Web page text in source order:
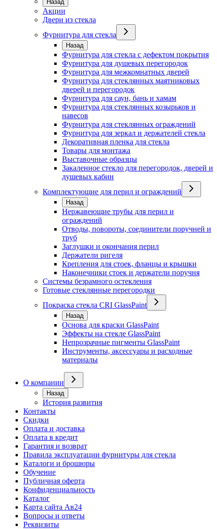
Назад
Акции
Двери из стекла
Фурнитура для стекла
Назад
Фурнитура для стекла с дефектом покрытия
Фурнитура для душевых перегородок
Фурнитура для межкомнатных дверей
Фурнитура для стеклянных маятниковых
дверей и перегородок
Фурнитура для саун, бань и хамам
Фурнитура для стеклянных козырьков и
навесов
Фурнитура для стеклянных ограждений
Фурнитура для зеркал и держателей стекла
Декоративная пленка для стекла
Товары для монтажа
Выставочные образцы
Закаленное стекло для перегородок, дверей и
душевых кабин
Комплектующие для перил и ограждений
Назад
Нержавеющие трубы для перил и
ограждений
Отводы, повороты, соединители поручней и
труб
Заглушки и окончания перил
Держатели ригеля
Крепления для стоек, фланцы и крышки
Наконечники стоек и держатели поручня
Системы безрамного остекления
Готовые стеклянные перегородки
Покраска стекла CRI GlassPaint
Назад
Основа для краски GlassPaint
Эффекты на стекле GlassPaint
Непрозрачные пигменты GlassPaint
Инструменты, аксессуары и расходные
материалы
О компании
Назад
История развития
Контакты
Скидки
Оплата и доставка
Оплата в кредит
Гарантия и возврат
Правила эксплуатации фурнитуры для стекла
Каталоги и брошюры
Обучение
Публичная оферта
Конфиденциальность
Каталог
Карта сайта Ав24
Вопросы и ответы
Реквизиты